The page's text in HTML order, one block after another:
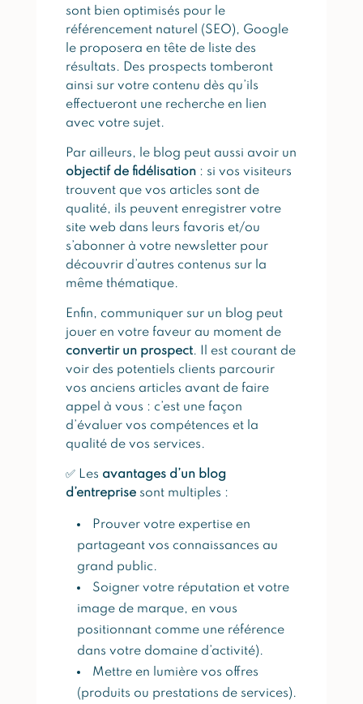
sont bien optimisés pour le
référencement naturel (SEO), Google
le proposera en tête de liste des
résultats. Des prospects tomberont
ainsi sur votre contenu dès qu’ils
effectueront une recherche en lien
avec votre sujet.
Par ailleurs, le blog peut aussi avoir un
objectif de fidélisation : si vos visiteurs
trouvent que vos articles sont de
qualité, ils peuvent enregistrer votre
site web dans leurs favoris et/ou
s’abonner à votre newsletter pour
découvrir d’autres contenus sur la
même thématique.
Enfin, communiquer sur un blog peut
jouer en votre faveur au moment de
convertir un prospect. Il est courant de
voir des potentiels clients parcourir
vos anciens articles avant de faire
appel à vous : c’est une façon
d’évaluer vos compétences et la
qualité de vos services.
✅ Les avantages d’un blog
d’entreprisesont multiples :
Prouver votre expertise en
partageant vos connaissances au
grand public.
Soigner votre réputation et votre
image de marque, en vous
positionnant comme une référence
dans votre domaine d’activité).
Mettre en lumière vos offres
(produits ou prestations de services).